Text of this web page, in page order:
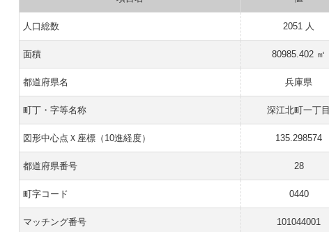
人口総数 2051 人
面積 80985.402 ㎡
都道府県名 兵庫県
町丁・字等名称 深江北町一丁目
図形中心点Ｘ座標（10進経度） 135.298574
都道府県番号 28
町字コード 0440
マッチング番号 101044001